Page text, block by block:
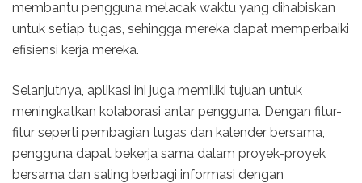
membantu pengguna melacak waktu yang dihabiskan
untuk setiap tugas, sehingga mereka dapat memperbaiki
efisiensi kerja mereka.
Selanjutnya, aplikasi ini juga memiliki tujuan untuk
meningkatkan kolaborasi antar pengguna. Dengan fitur-
fitur seperti pembagian tugas dan kalender bersama,
pengguna dapat bekerja sama dalam proyek-proyek
bersama dan saling berbagi informasi dengan